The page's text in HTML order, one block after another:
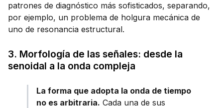
patrones de diagnóstico más sofisticados, separando,
por ejemplo, un problema de holgura mecánica de
uno de resonancia estructural.
3. Morfología de las señales: desde la
senoidal a la onda compleja
La forma que adopta la onda de tiempo
no es arbitraria. Cada una de sus